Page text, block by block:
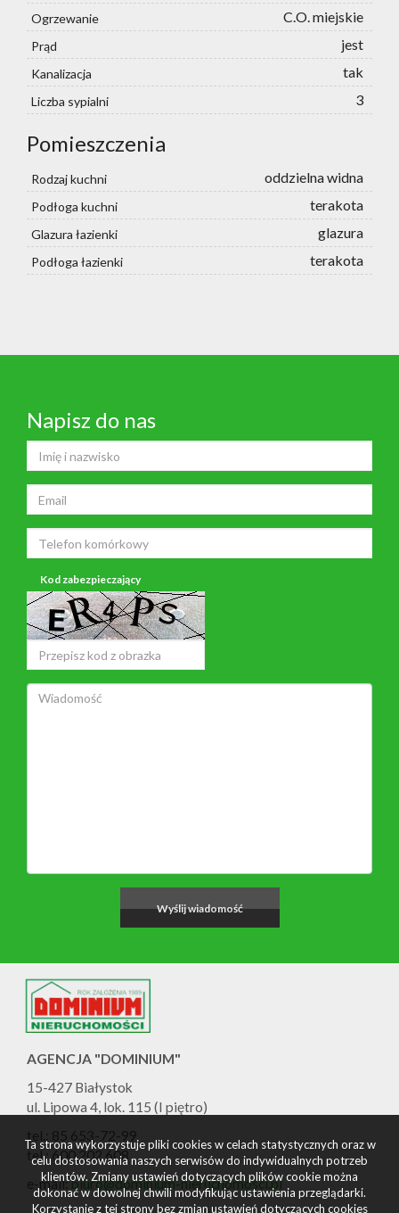
Ogrzewanie C.O. miejskie
Prąd jest
Kanalizacja tak
Liczba sypialni 3
Pomieszczenia
Rodzaj kuchni oddzielna widna
Podłoga kuchni terakota
Glazura łazienki glazura
Podłoga łazienki terakota
Napisz do nas
Kod zabezpieczający
AGENCJA "DOMINIUM"
15-427 Białystok
ul. Lipowa 4, lok. 115 (I piętro)
tel.: 85 653-72-99
tel.: 600 202 608
e-mail:biuro@dominium-nieruchomosci.pl
Ta strona wykorzystuje pliki cookies w celach statystycznych oraz w
celu dostosowania naszych serwisów do indywidualnych potrzeb
klientów. Zmiany ustawień dotyczących plików cookie można
dokonać w dowolnej chwili modyfikując ustawienia przeglądarki.
Korzystanie z tej strony bez zmian ustawień dotyczących cookies